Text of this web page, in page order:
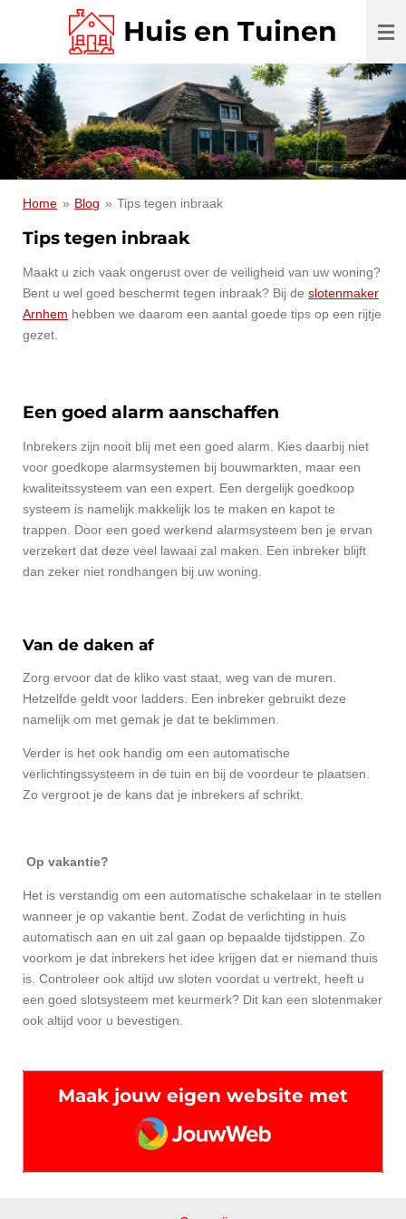
de
hoofdinhoud
Huis en Tuinen
Home » Blog » Tips tegen inbraak
Tips tegen inbraak
Maakt u zich vaak ongerust over de veiligheid van uw woning?
Bent u wel goed beschermt tegen inbraak? Bij de slotenmaker
Arnhem hebben we daarom een aantal goede tips op een rijtje
gezet.
Een goed alarm aanschaffen
Inbrekers zijn nooit blij met een goed alarm. Kies daarbij niet
voor goedkope alarmsystemen bij bouwmarkten, maar een
kwaliteitssysteem van een expert. Een dergelijk goedkoop
systeem is namelijk makkelijk los te maken en kapot te
trappen. Door een goed werkend alarmsysteem ben je ervan
verzekert dat deze veel lawaai zal maken. Een inbreker blijft
dan zeker niet rondhangen bij uw woning.
Van de daken af
Zorg ervoor dat de kliko vast staat, weg van de muren.
Hetzelfde geldt voor ladders. Een inbreker gebruikt deze
namelijk om met gemak je dat te beklimmen.
Verder is het ook handig om een automatische
verlichtingssysteem in de tuin en bij de voordeur te plaatsen.
Zo vergroot je de kans dat je inbrekers af schrikt.
Op vakantie?
Het is verstandig om een automatische schakelaar in te stellen
wanneer je op vakantie bent. Zodat de verlichting in huis
automatisch aan en uit zal gaan op bepaalde tijdstippen. Zo
voorkom je dat inbrekers het idee krijgen dat er niemand thuis
is. Controleer ook altijd uw sloten voordat u vertrekt, heeft u
een goed slotsysteem met keurmerk? Dit kan een slotenmaker
ook altijd voor u bevestigen.
Maak jouw eigen website met
JouwWeb